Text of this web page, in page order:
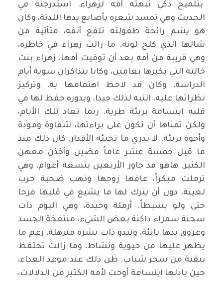
بتلميح ذكي نبهته أمه لزهراء. استدرجته في
الحديث وهي تمسد شعره بأصابع يدها اللدنة، وكان
هو يشم رائحة طفولته تلفع أنفه، متأتية من
شالها الذي كلح لونه. ما زالت زهراء في خاطره،
وهي قريبة من أمه بعد أن توفيت أمها. زهراء بنت
خالته التي يكبرها بعامين، وكانا يتذاكران سوية أيام
الدراسة، وكان قد لاحظ اهتمامها به، وتركيز
نظراتها عليه. انتبه لذلك جيدا، وبدوره حفظ لها في
قلبه ابتسامة بريئة طرية. ربما تعاد تلك الأيام،
ولكن تمناها أن تكون على براءتها، شقاوة ومودة
وأخوة بريئة. لا يدري ما تخبئه الأقدار. كان ذلك منذ
ما قبل خمسة عشر عاماً مضين وأخذن معهن
الكثير. هاهو قد جاوز الأربعين بتسعة أعوام، وهي
ترملت مبكراً، عافها زوجها وذهب ضحية حرب
لعينة، دون أن يترك لها ما يشيع في قلبها فرحا
حتى ولو بسيطاً. أرملة وحيدة، وهي اليوم ذات
سحنة سمراء داكنة بعض الشيء، منتفخة الجسد
وعروق يدها ناتئة، وتبدو ذات بشرة مترهلة، رغم ما
يظهر عليها من حيوية ونشاط، وما زالت تحتفظ
ببقية من سحر شباب. ظن ذلك عند موعد الغداء،
حين بادلها ابتسامة أوحت لأمه الكثير من الدلالات،